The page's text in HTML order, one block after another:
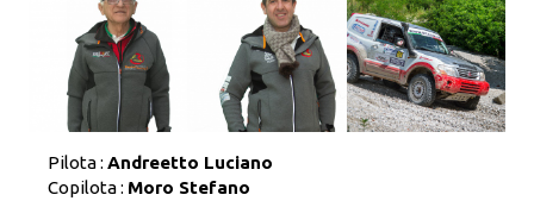
Pilota : Andreetto Luciano
Copilota : Moro Stefano